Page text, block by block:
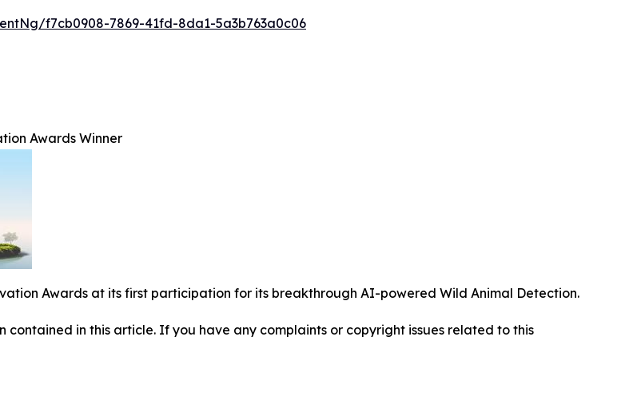
f7cb0908-7869-41fd-8da1-5a3b763a0c06
Awards Winner
Awards at its first participation for its breakthrough AI-powered Wild Animal Detection.
in this article. If you have any complaints or copyright issues related to this